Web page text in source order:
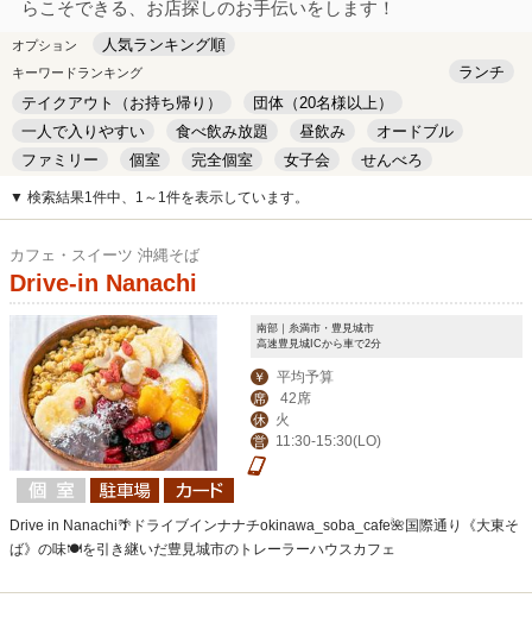
らこそできる、お店探しのお手伝いをします！
オプション 人気ランキング順
キーワードランキング
ランチ
テイクアウト（お持ち帰り）
団体（20名様以上）
一人で入りやすい
食べ飲み放題 昼飲み
オードブル
ファミリー
個室 完全個室 女子会
せんべろ
キッズルーム
安い デート
▼ 検索結果1件中、1～1件を表示しています。
カフェ・スイーツ 沖縄そば
Drive-in Nanachi
南部｜糸満市・豊見城市
高速豊見城ICから車で2分
￥ 平均予算
席 42席
休 火
営 11:30-15:30(LO)
Drive in Nanachi🌴ドライブインナナチokinawa_soba_cafe🌺国際通り《大東そ
ば》の味🍽を引き継いだ豊見城市のトレーラーハウスカフェ